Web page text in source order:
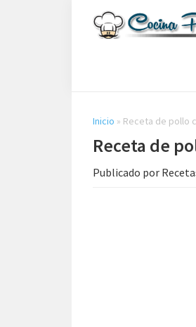
de
Comida
Peruana
Inicio » Receta de pollo
Receta de
Publicado por